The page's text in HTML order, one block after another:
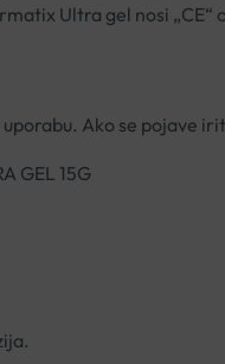
Ultra gel nosi
uporabu. Ako se pojave
GEL 15G